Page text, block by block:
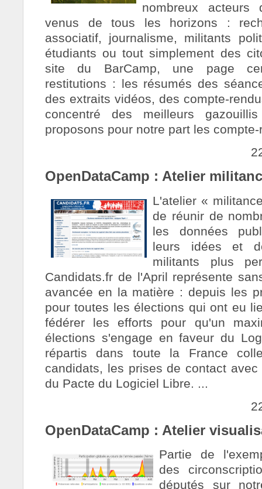
nombreux
venus de tous les horizons :
associatif, journalisme, militants
étudiants ou tout simplement des
site du BarCamp, une page
restitutions : les résumés des
des extraits vidéos, des compte-
concentré des meilleurs
proposons pour notre part les
OpenDataCamp : Atelier
L'atelier «
de réunir de
les données
leurs idées et
militants plus
Candidats.fr de l'April représente
avancée en la matière : depuis les
pour toutes les élections qui ont eu
fédérer les efforts pour qu'un
élections s'engage en faveur du
répartis dans toute la France
candidats, les prises de contact
du Pacte du Logiciel Libre. ...
OpenDataCamp : Atelier
Partie de
des
députés sur